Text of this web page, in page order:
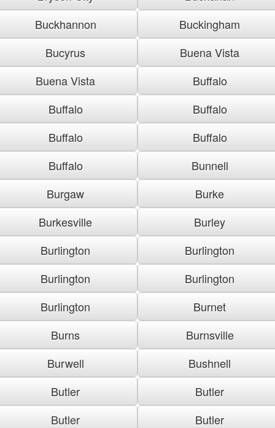
Buckhannon
Buckingham
Bucyrus
Buena Vista
Buena Vista
Buffalo
Buffalo
Buffalo
Buffalo
Buffalo
Buffalo
Bunnell
Burgaw
Burke
Burkesville
Burley
Burlington
Burlington
Burlington
Burlington
Burlington
Burnet
Burns
Burnsville
Burwell
Bushnell
Butler
Butler
Butler
Butler